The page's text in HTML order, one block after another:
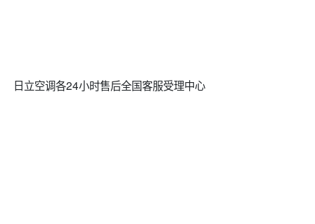
日立空调各24小时售后全国客服受理中心